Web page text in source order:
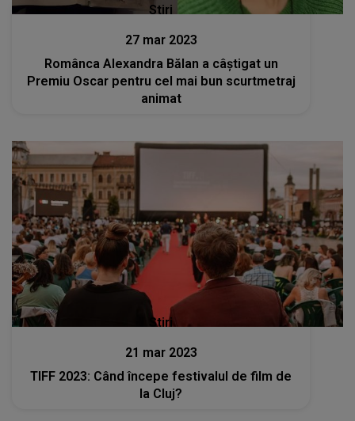
Stiri
27 mar 2023
Românca Alexandra Bălan a câștigat un
Premiu Oscar pentru cel mai bun scurtmetraj
animat
Stiri
21 mar 2023
TIFF 2023: Când începe festivalul de film de
la Cluj?